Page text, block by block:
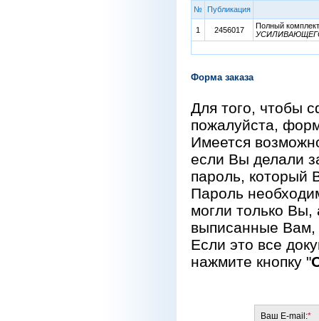
№ Публикация
1 2456017
Полный
Форма заказа
Для того, чтобы
пожалуйста,
Имеется
если Вы делали
пароль, который
Пароль
могли только Вы,
выписанные Вам,
Если это все
нажмите кнопку "
Ваш E-mail:*